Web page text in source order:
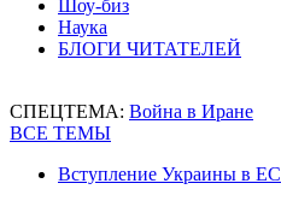
Шоу-биз
Наука
БЛОГИ ЧИТАТЕЛЕЙ
СПЕЦТЕМА: Война в Иране
ВСЕ ТЕМЫ
Вступление Украины в ЕС